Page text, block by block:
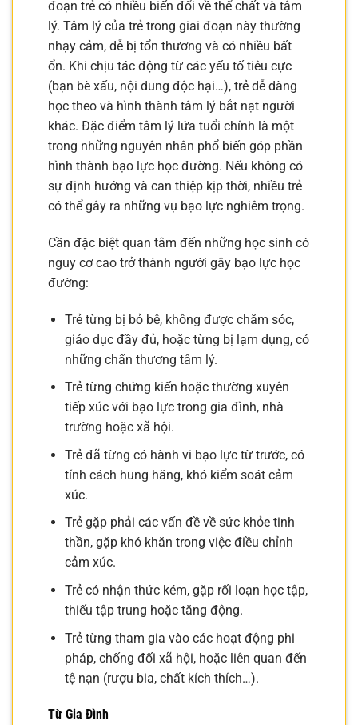
đoạn trẻ có nhiều biến đổi về thể chất và tâm
lý. Tâm lý của trẻ trong giai đoạn này thường
nhạy cảm, dễ bị tổn thương và có nhiều bất
ổn. Khi chịu tác động từ các yếu tố tiêu cực
(bạn bè xấu, nội dung độc hại…), trẻ dễ dàng
học theo và hình thành tâm lý bắt nạt người
khác. Đặc điểm tâm lý lứa tuổi chính là một
trong những nguyên nhân phổ biến góp phần
hình thành bạo lực học đường. Nếu không có
sự định hướng và can thiệp kịp thời, nhiều trẻ
có thể gây ra những vụ bạo lực nghiêm trọng.
Cần đặc biệt quan tâm đến những học sinh có
nguy cơ cao trở thành người gây bạo lực học
đường:
Trẻ từng bị bỏ bê, không được chăm sóc,
giáo dục đầy đủ, hoặc từng bị lạm dụng, có
những chấn thương tâm lý.
Trẻ từng chứng kiến hoặc thường xuyên
tiếp xúc với bạo lực trong gia đình, nhà
trường hoặc xã hội.
Trẻ đã từng có hành vi bạo lực từ trước, có
tính cách hung hăng, khó kiểm soát cảm
xúc.
Trẻ gặp phải các vấn đề về sức khỏe tinh
thần, gặp khó khăn trong việc điều chỉnh
cảm xúc.
Trẻ có nhận thức kém, gặp rối loạn học tập,
thiếu tập trung hoặc tăng động.
Trẻ từng tham gia vào các hoạt động phi
pháp, chống đối xã hội, hoặc liên quan đến
tệ nạn (rượu bia, chất kích thích…).
Từ Gia Đình